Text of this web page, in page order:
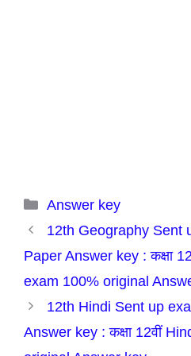
Categories
Answer key
12th Geography Sent
Paper Answer key : कक्षा
exam 100% original
12th Hindi Sent up
Answer key : कक्षा 12वीं